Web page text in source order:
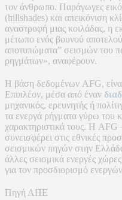
τον άνθρωπο. Παράγωγες
(hillshades) και απεικόνιση
αναστροφή μιας κοιλάδας, η
μέτωπο ενός βουνού
αποτυπώματα” σεισμών του
ρηγμάτων», αναφέρουν.
Η βάση δεδομένων AFG,
Επιπλέον, μέσα από έναν
μηχανικός, ερευνητής ή
τα ενεργά ρήγματα γύρω του
χαρακτηριστικά τους. Η AFG
συνεισφέρει στις εθνικές
σεισμικών πηγών στην
άλλες σεισμικά ενεργές
για τον προσδιορισμό
Πηγή ΑΠΕ